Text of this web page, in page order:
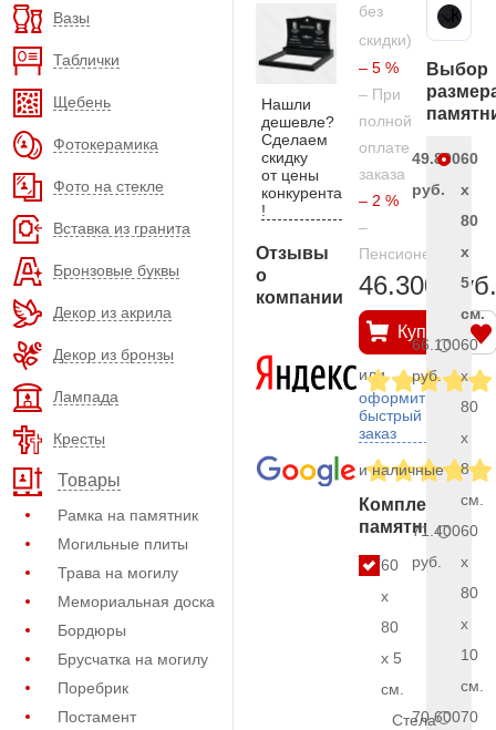
Вазы
Таблички
Щебень
Фотокерамика
Фото на стекле
Вставка из гранита
Бронзовые буквы
Декор из акрила
Декор из бронзы
Лампада
Кресты
Товары
Рамка на памятник
Могильные плиты
Трава на могилу
Мемориальная доска
Бордюры
Брусчатка на могилу
Поребрик
Постамент
Нашли
дешевле?
Сделаем
скидку
от цены
конкурента
!
Отзывы
о
компании
без
скидки)
– 5 %
– При
полной
оплате
заказа
– 2 %
–
Пенсионерам
46.300 руб.
Купить
или
оформить
быстрый
заказ
и наличные
Комплект
памятника
60
x
80
x 5
см.
Стела
Карельский гранит
Выбор
49.800
руб.
60
x
80
x
5
см.
66.100
руб.
60
x
80
x
8
см.
71.400
руб.
60
x
80
x
10
см.
70.60070